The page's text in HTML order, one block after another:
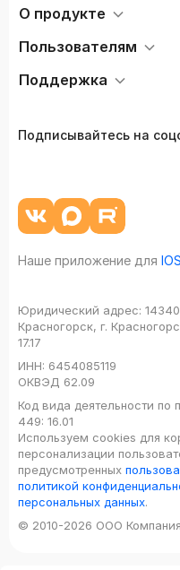
О продукте
Пользователям
Поддержка
Подписывайтесь на
Наше приложение для IOS
Юридический адрес:
Красногорск, г.
17.17
ИНН: 6454085119
ОКВЭД 62.09
Код вида деятельности по
449: 16.01
Используем cookies для
персонализации
предусмотренных
политикой
персональных данных.
© 2010-2026 ООО